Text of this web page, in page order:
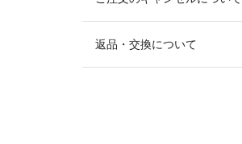
返品・交換について